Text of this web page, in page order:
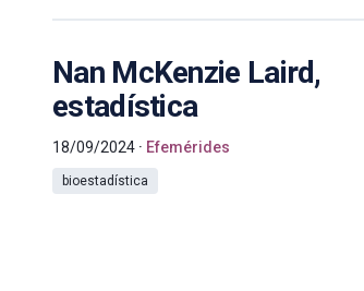
Nan McKenzie Laird,
estadística
18/09/2024 Efemérides
bioestadística